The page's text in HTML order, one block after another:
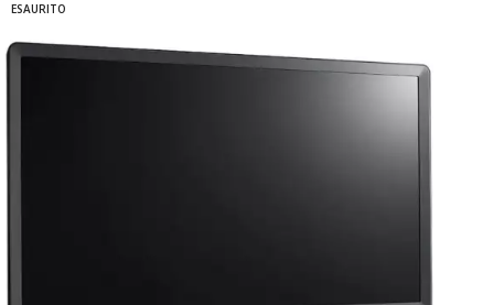
ESAURITO